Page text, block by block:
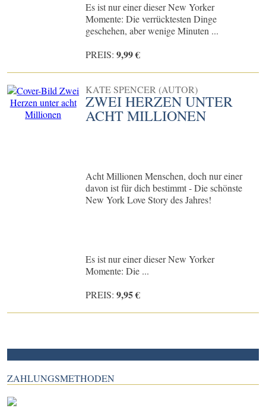
Es ist nur einer dieser New Yorker
Momente: Die verrücktesten Dinge
geschehen, aber wenige Minuten ...
PREIS: 9,99 €
KATE SPENCER (AUTOR)
ZWEI HERZEN UNTER
ACHT MILLIONEN
Acht Millionen Menschen, doch nur einer
davon ist für dich bestimmt - Die schönste
New York Love Story des Jahres!
Es ist nur einer dieser New Yorker
Momente: Die ...
PREIS: 9,95 €
ZAHLUNGSMETHODEN